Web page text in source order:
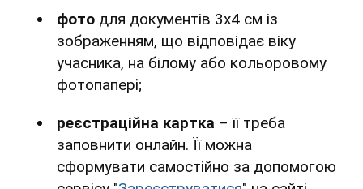
фото для документів 3х4 см із
зображенням, що відповідає віку
учасника, на білому або кольоровому
фотопапері;
реєстраційна картка – її треба
заповнити онлайн. Її можна
сформувати самостійно за допомогою